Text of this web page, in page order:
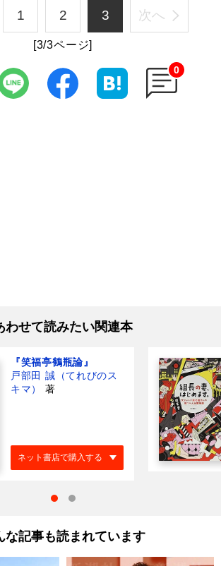
1 2 3 次へ
[3/3ページ]
0
わせて読みたい関連本
『笑福亭鶴瓶論』
戸部田 誠（てれびのス
キマ）
著
ネット書店で購入する
な記事も読まれています